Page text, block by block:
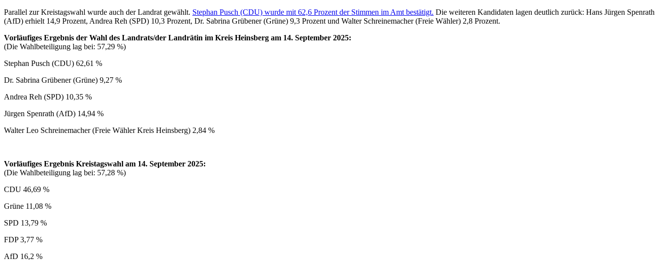
Parallel zur Kreistagswahl wurde auch der Landrat gewählt. Stephan Pusch (CDU) wurde mit 62,6 Prozent der Stimmen im Amt bestätigt. Die weiteren Kandidaten lagen deutlich zurück: Hans Jürgen Spenrath
(AfD) erhielt 14,9 Prozent, Andrea Reh (SPD) 10,3 Prozent, Dr. Sabrina Grübener (Grüne) 9,3 Prozent und Walter Schreinemacher (Freie Wähler) 2,8 Prozent.
Vorläufiges Ergebnis der Wahl des Landrats/der Landrätin im Kreis Heinsberg am 14. September 2025:
(Die Wahlbeteiligung lag bei: 57,29 %)
Stephan Pusch (CDU) 62,61 %
Dr. Sabrina Grübener (Grüne) 9,27 %
Andrea Reh (SPD) 10,35 %
Jürgen Spenrath (AfD) 14,94 %
Walter Leo Schreinemacher (Freie Wähler Kreis Heinsberg) 2,84 %
Vorläufiges Ergebnis Kreistagswahl am 14. September 2025:
(Die Wahlbeteiligung lag bei: 57,28 %)
CDU 46,69 %
Grüne 11,08 %
SPD 13,79 %
FDP 3,77 %
AfD 16,2 %